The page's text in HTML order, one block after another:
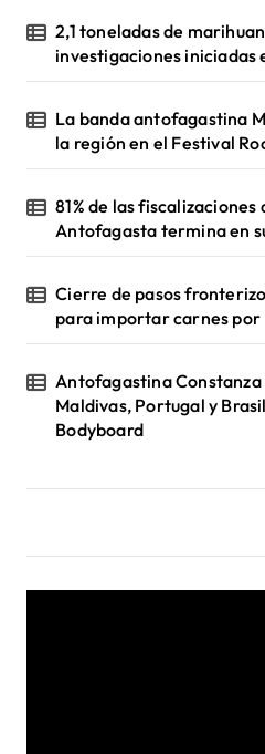
2,1 toneladas de
investigaciones iniciadas
La banda antofagastina
la región en el Festival
81% de las fiscalizaciones
Antofagasta termina en
Cierre de pasos
para importar carnes por
Antofagastina
Maldivas, Portugal y
Bodyboard